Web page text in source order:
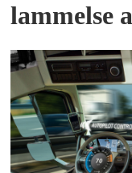
lammelse